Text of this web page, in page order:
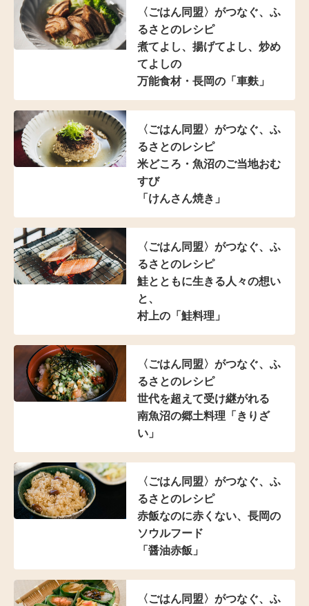
〈ごはん同盟〉がつなぐ、 ふ
るさとのレシピ
煮てよし、揚げてよし、 炒め
てよしの
万能食材・長岡の「車麩」
〈ごはん同盟〉がつなぐ、 ふ
るさとのレシピ
米どころ・魚沼のご当地おむ
すび
「けんさん焼き」
〈ごはん同盟〉がつなぐ、 ふ
るさとのレシピ
鮭とともに生きる人々の想い
と、
村上の「鮭料理」
〈ごはん同盟〉がつなぐ、 ふ
るさとのレシピ
世代を超えて受け継がれる
南魚沼の郷土料理「きりざ
い」
〈ごはん同盟〉がつなぐ、 ふ
るさとのレシピ
赤飯なのに赤くない、 長岡の
ソウルフード
「醤油赤飯」
〈ごはん同盟〉がつなぐ、 ふ